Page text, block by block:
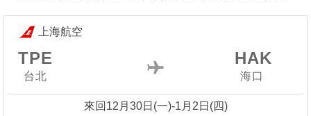
上海航空
TPE
台北
HAK
海口
來回12月30日(一)-1月2日(四)